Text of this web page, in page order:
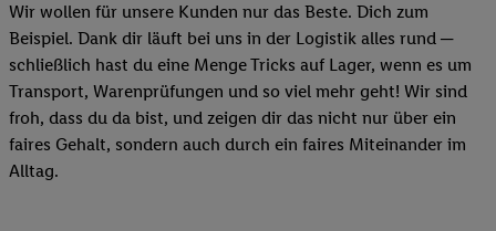
Wir wollen für unsere Kunden nur das Beste. Dich zum
Beispiel. Dank dir läuft bei uns in der Logistik alles rund ─
schließlich hast du eine Menge Tricks auf Lager, wenn es um
Transport, Warenprüfungen und so viel mehr geht! Wir sind
froh, dass du da bist, und zeigen dir das nicht nur über ein
faires Gehalt, sondern auch durch ein faires Miteinander im
Alltag.